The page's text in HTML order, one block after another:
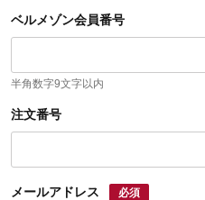
ベルメゾン会員番号
半角数字9文字以内
注文番号
メールアドレス 必須